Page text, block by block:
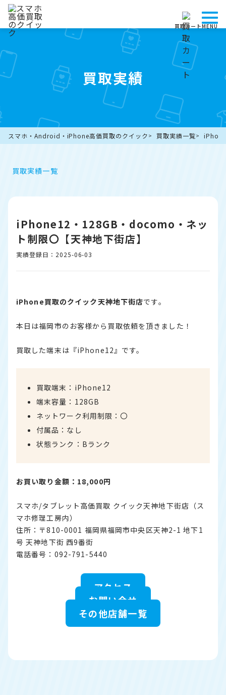
買取カートMENU
買取実績
スマホ・Android・iPhone高価買取のクイック 買取実績一覧
買取実績一覧
iPhone12・128GB・docomo・ネッ
ト制限〇【天神地下街店】
実績登録日：2025-06-03
iPhone買取のクイック天神地下街店です。
本日は福岡市のお客様から買取依頼を頂きました！
買取した端末は『iPhone12』です。
買取端末：iPhone12
端末容量：128GB
ネットワーク利用制限：〇
付属品：なし
状態ランク：Bランク
お買い取り金額：18,000円
スマホ/タブレット高価買取 クイック天神地下街店（ス
マホ修理工房内）
住所：〒810-0001 福岡県福岡市中央区天神2-1 地下1
号 天神地下街 西9番街
電話番号：092-791-5440
アクセス
お問い合せ
その他店舗一覧